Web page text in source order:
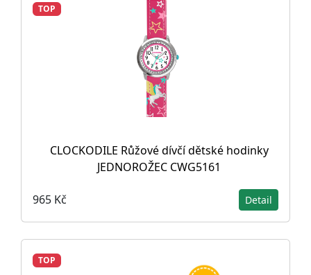
TOP
CLOCKODILE Růžové dívčí dětské hodinky
JEDNOROŽEC CWG5161
965 Kč Detail
TOP